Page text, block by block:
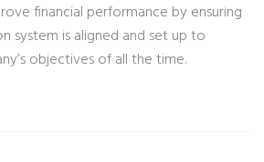
financial performance by ensuring
system is aligned and set up to
objectives of all the time.